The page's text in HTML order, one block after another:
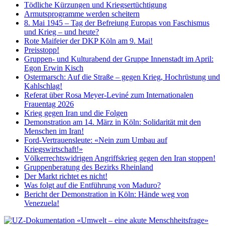
Tödliche Kürzungen und Kriegsertüchtigung
Armutsprogramme werden scheitern
8. Mai 1945 – Tag der Befreiung Europas von Faschismus
und Krieg – und heute?
Rote Maifeier der DKP Köln am 9. Mai!
Preisstopp!
Gruppen- und Kulturabend der Gruppe Innenstadt im April:
Egon Erwin Kisch
Ostermarsch: Auf die Straße – gegen Krieg, Hochrüstung und
Kahlschlag!
Referat über Rosa Meyer-Leviné zum Internationalen
Frauentag 2026
Krieg gegen Iran und die Folgen
Demonstration am 14. März in Köln: Solidarität mit den
Menschen im Iran!
Ford-Vertrauensleute: «Nein zum Umbau auf
Kriegswirtschaft!»
Völkerrechtswidrigen Angriffskrieg gegen den Iran stoppen!
Gruppenberatung des Bezirks Rheinland
Der Markt richtet es nicht!
Was folgt auf die Entführung von Maduro?
Bericht der Demonstration in Köln: Hände weg von
Venezuela!